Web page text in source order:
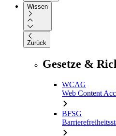
Wissen
Zurück
Gesetze &
WCAG
Web Content
BFSG